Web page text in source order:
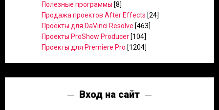
Полезные программы [8]
Продажа проектов After Effects [24]
Проекты для DaVinci Resolve [463]
Проекты ProShow Producer [104]
Проекты для Premiere Pro [1204]
Вход на сайт